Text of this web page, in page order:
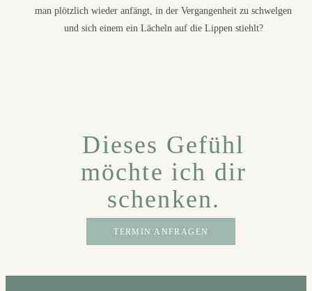
man plötzlich wieder anfängt, in der Vergangenheit zu schwelgen
und sich einem ein Lächeln auf die Lippen stiehlt?
Dieses Gefühl
möchte ich dir
schenken.
TERMIN ANFRAGEN